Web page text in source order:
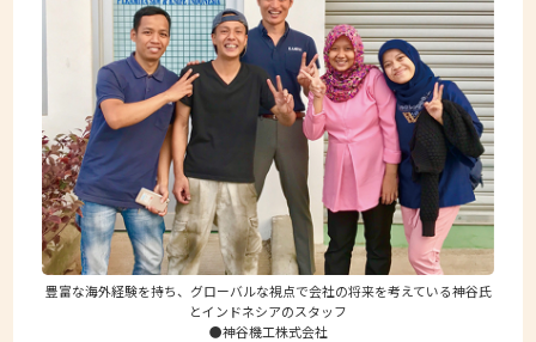
豊富な海外経験を持ち、グローバルな視点で会社の将来を考えている神谷氏
とインドネシアのスタッフ
●神谷機工株式会社